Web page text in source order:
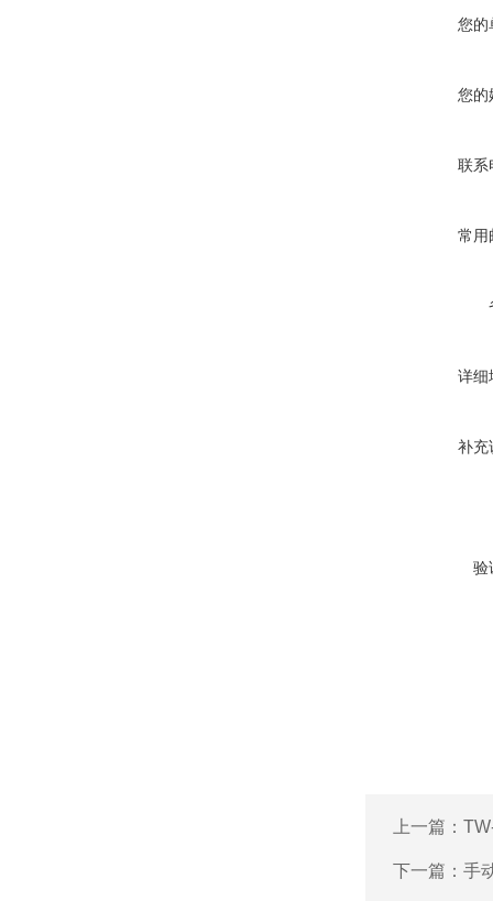
您的
您的
联系
常用
详细
补充
验
上一篇：
下一篇： 手